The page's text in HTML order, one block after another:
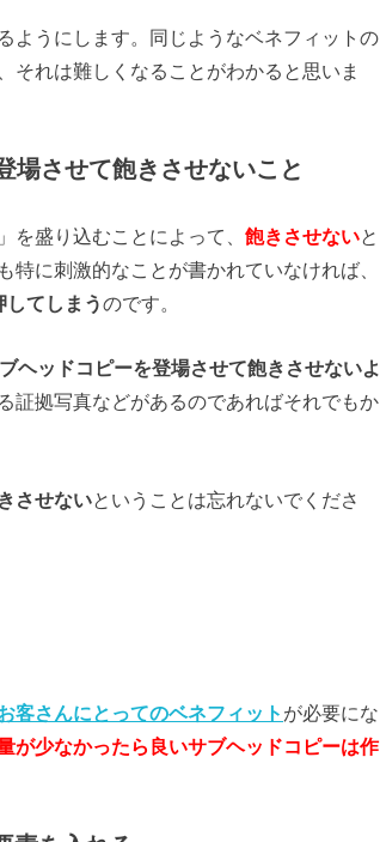
ようにします。同じようなベネフィットの
それは難しくなることがわかると思いま
場させて飽きさせないこと
盛り込むことによって、 飽きさせないと
に刺激的なことが書かれていなければ、
てしまうのです。
ヘッドコピーを登場させて飽きさせないよ
証拠写真などがあるのであればそれでもか
させないということは忘れないでくださ
客さんにとってのベネフィット が必要にな
が少なかったら良いサブヘッドコピーは作